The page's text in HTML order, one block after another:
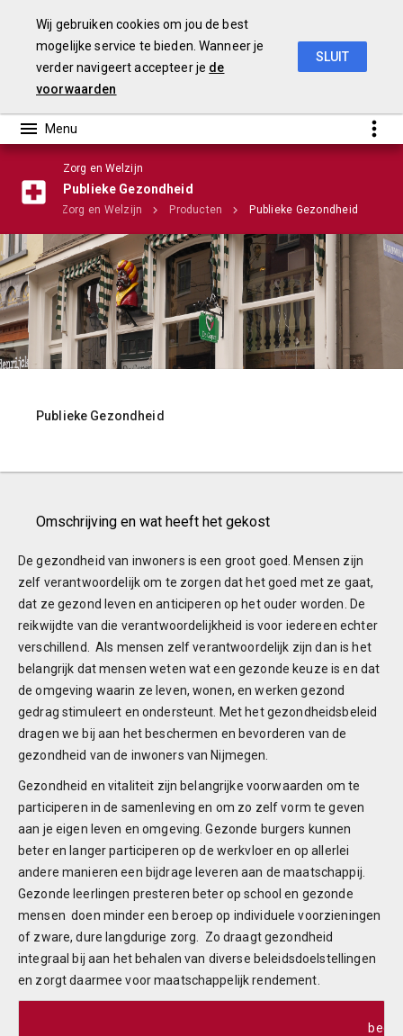
Infographic
Zorg en Welzijn
Publieke Gezondheid
Zorg en Welzijn Producten Publieke Gezondheid
Publieke Gezondheid
Omschrijving en wat heeft het gekost
De gezondheid van inwoners is een groot goed. Mensen zijn
zelf verantwoordelijk om te zorgen dat het goed met ze gaat,
dat ze gezond leven en anticiperen op het ouder worden. De
reikwijdte van die verantwoordelijkheid is voor iedereen echter
verschillend. Als mensen zelf verantwoordelijk zijn dan is het
belangrijk dat mensen weten wat een gezonde keuze is en dat
de omgeving waarin ze leven, wonen, en werken gezond
gedrag stimuleert en ondersteunt. Met het gezondheidsbeleid
dragen we bij aan het beschermen en bevorderen van de
gezondheid van de inwoners van Nijmegen.
Gezondheid en vitaliteit zijn belangrijke voorwaarden om te
participeren in de samenleving en om zo zelf vorm te geven
aan je eigen leven en omgeving. Gezonde burgers kunnen
beter en langer participeren op de werkvloer en op allerlei
andere manieren een bijdrage leveren aan de maatschappij.
Gezonde leerlingen presteren beter op school en gezonde
mensen doen minder een beroep op individuele voorzieningen
of zware, dure langdurige zorg. Zo draagt gezondheid
integraal bij aan het behalen van diverse beleidsdoelstellingen
en zorgt daarmee voor maatschappelijk rendement.
Wij gebruiken cookies om jou de best
mogelijke service te bieden. Wanneer je
verder navigeert accepteer je de
voorwaarden
SLUIT